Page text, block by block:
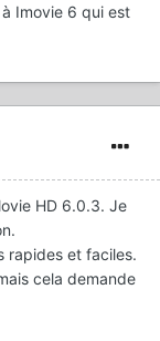
Imovie 6 qui est
HD 6.0.3. Je
rapides et faciles.
cela demande